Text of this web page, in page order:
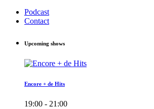
Podcast
Contact
Upcoming shows
Encore + de Hits
19:00 - 21:00